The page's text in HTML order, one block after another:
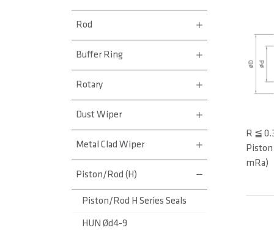
Rod
Buffer Ring
Rotary
Dust Wiper
Metal Clad Wiper
Piston/Rod (H)
Piston/Rod H Series Seals
HUN Ød4-9
R ≦
Piston
mRa)